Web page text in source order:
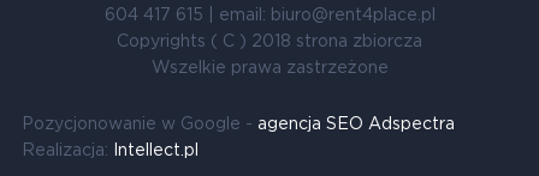
604 417 615 | email: biuro@rent4place.pl
Copyrights ( C ) 2018 strona zbiorcza
Wszelkie prawa zastrzeżone
Pozycjonowanie w Google - agencja SEO Adspectra
Realizacja:
Intellect.pl